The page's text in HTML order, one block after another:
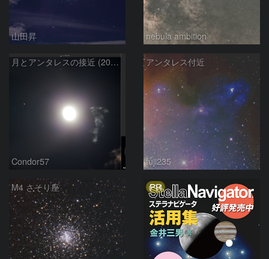
山田昇 nebula ambition
月とアンタレスの接近 (2026/06/27)
Condor57
アンタレス付近
fuji235
M4 さそり座 PR